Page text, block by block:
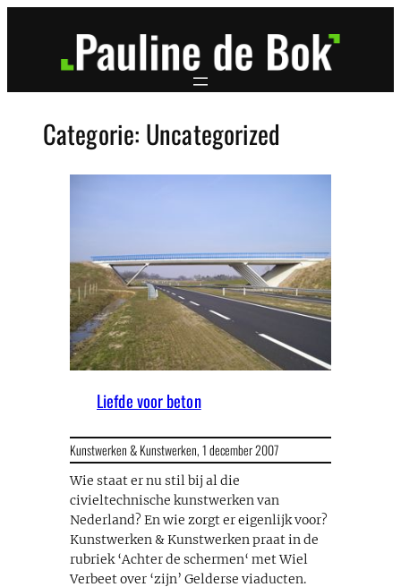
Categorie: Uncategorized
Liefde voor beton
Kunstwerken & Kunstwerken,1 december 2007
Wie staat er nu stil bij al die
civieltechnische kunstwerken van
Nederland? En wie zorgt er eigenlijk voor?
Kunstwerken & Kunstwerken praat in de
rubriek ‘Achter de schermen‘ met Wiel
Verbeet over ‘zijn’ Gelderse viaducten.